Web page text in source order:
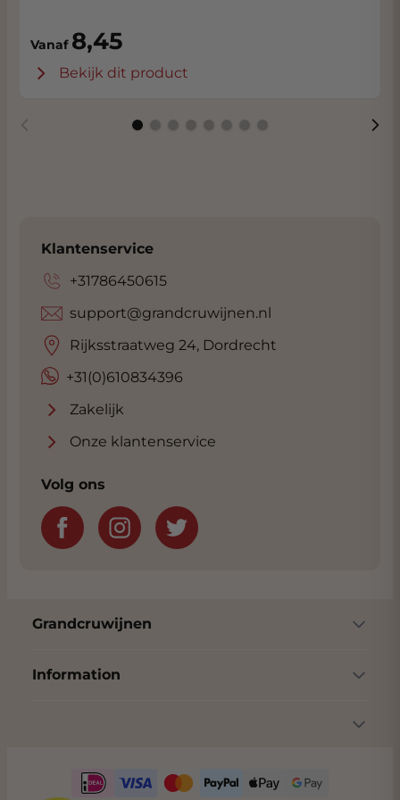
KLM
Vanaf 8,45
Bekijk dit product
Klantenservice
+31786450615
+31(0)610834396
support@grandcruwijnen.nl
Rijksstraatweg 24, Dordrecht
Zakelijk
Onze klantenservice
Volg ons
Grandcruwijnen
Information